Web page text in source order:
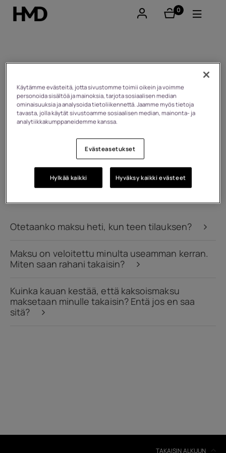
0
tuotteet
Smartphones
Perinteiset puhelimet
Lisävarusteet
Tarjoukset
FAQ
Palautukset
Takuu
Otetaanko maksu heti, kun teen tilauksen?
Maksu on veloitettu minulta useamman kerran.
Miten saan rahani takaisin?
Kuinka kauan kestää, että kaksoismaksu
maksetaan minulle takaisin? Entä jos en saa
sitä?
TAKAISIN ALKUUN
Käytämme evästeitä, jotta sivustomme toimii oikein ja voimme
personoida sisältöä ja mainoksia, tarjota sosiaalisen median
ominaisuuksia ja analysoida tietoliikennettä. Jaamme myös tietoja
tavasta, jolla käytät sivustoamme sosiaalisen median, mainonta- ja
analytiikkakumppaneidemme kanssa.
Evästeasetukset
Hylkää kaikki Hyväksy kaikki evästeet